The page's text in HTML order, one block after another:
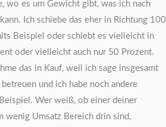
wo es um Gewicht gibt, was ich nach
Ich schiebe das eher in Richtung 100
Beispiel oder schiebt es vielleicht in
oder vielleicht auch nur 50 Prozent.
das in Kauf, weil ich sage insgesamt
und ich habe noch andere
Wer weiß, ob einer deiner
wenig Umsatz Bereich drin sind,